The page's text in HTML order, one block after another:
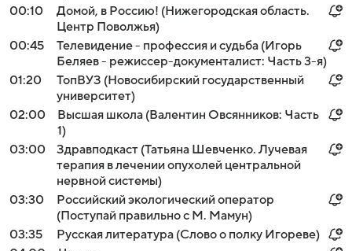
00:10
Домой, в Россию! (Нижегородская область.
Центр Поволжья)
00:45
Телевидение - профессия и судьба (Игорь
Беляев - режиссер-документалист: Часть 3-я)
01:20
ТопВУЗ (Новосибирский государственный
университет)
02:00
Высшая школа (Валентин Овсянников: Часть
1)
03:00
Здравподкаст (Татьяна Шевченко. Лучевая
терапия в лечении опухолей центральной
нервной системы)
03:30
Российский экологический оператор
(Поступай правильно с М. Мамун)
03:35
Русская литература (Слово о полку Игореве)